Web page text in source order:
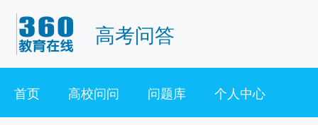
高考问答
首页 高校问问 问题库 个人中心